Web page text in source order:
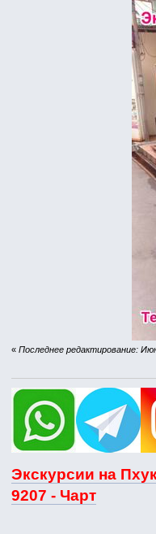
« Последнее редактирование:
Экскурсии на
9207 - Чарт